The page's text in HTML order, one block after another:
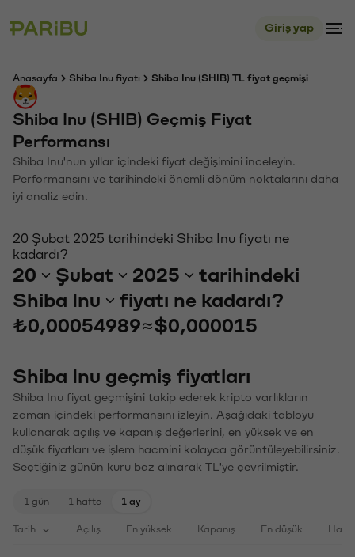
Giriş yap
Anasayfa Shiba Inu fiyatı Shiba Inu (SHIB) TL fiyat geçmişi
Shiba Inu (SHIB) Geçmiş Fiyat
Performansı
Shiba Inu'nun yıllar içindeki fiyat değişimini inceleyin.
Performansını ve tarihindeki önemli dönüm noktalarını daha
iyi analiz edin.
20 Şubat 2025 tarihindeki Shiba Inu fiyatı ne
kadardı?
20 Şubat 2025
tarihindeki
Shiba Inu
fiyatı ne kadardı?
₺0,00054989≈$0,000015
Shiba Inu geçmiş fiyatları
Shiba Inu fiyat geçmişini takip ederek kripto varlıkların
zaman içindeki performansını izleyin. Aşağıdaki tabloyu
kullanarak açılış ve kapanış değerlerini, en yüksek ve en
düşük fiyatları ve işlem hacmini kolayca görüntüleyebilirsiniz.
Seçtiğiniz günün kuru baz alınarak TL'ye çevrilmiştir.
1 gün 1 hafta 1 ay
Tarih Açılış En yüksek Kapanış En düşük